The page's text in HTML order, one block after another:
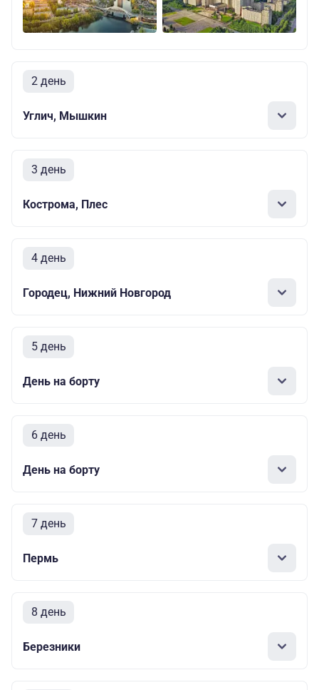
2 день
Углич, Мышкин
3 день
Кострома, Плес
4 день
Городец, Нижний Новгород
5 день
День на борту
6 день
День на борту
7 день
Пермь
8 день
Березники